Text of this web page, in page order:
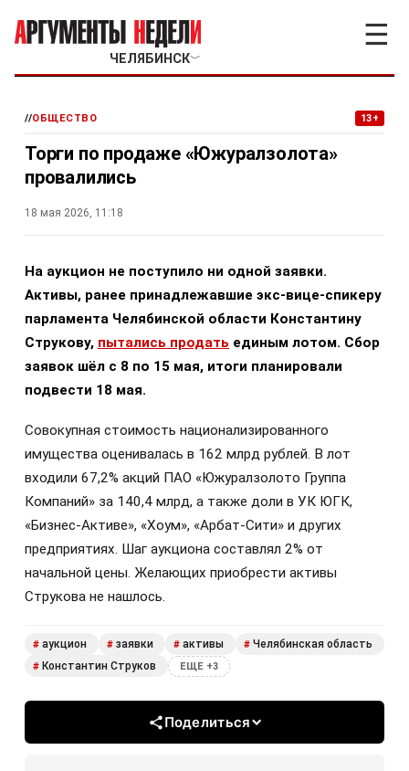
ЧЕЛЯБИНСК﹀
☰
//ОБЩЕСТВО 13+
Торги по продаже «Южуралзолота»
провалились
18 мая 2026, 11:18
На аукцион не поступило ни одной заявки.
Активы, ранее принадлежавшие экс-вице-спикеру
парламента Челябинской области Константину
Струкову, пытались продать единым лотом. Сбор
заявок шёл с 8 по 15 мая, итоги планировали
подвести 18 мая.
Совокупная стоимость национализированного
имущества оценивалась в 162 млрд рублей. В лот
входили 67,2% акций ПАО «Южуралзолото Группа
Компаний» за 140,4 млрд, а также доли в УК ЮГК,
«Бизнес-Активе», «Хоум», «Арбат-Сити» и других
предприятиях. Шаг аукциона составлял 2% от
начальной цены. Желающих приобрести активы
Струкова не нашлось.
# аукцион # заявки # активы # Челябинская область
# Константин Струков ЕЩЕ +3
Поделиться